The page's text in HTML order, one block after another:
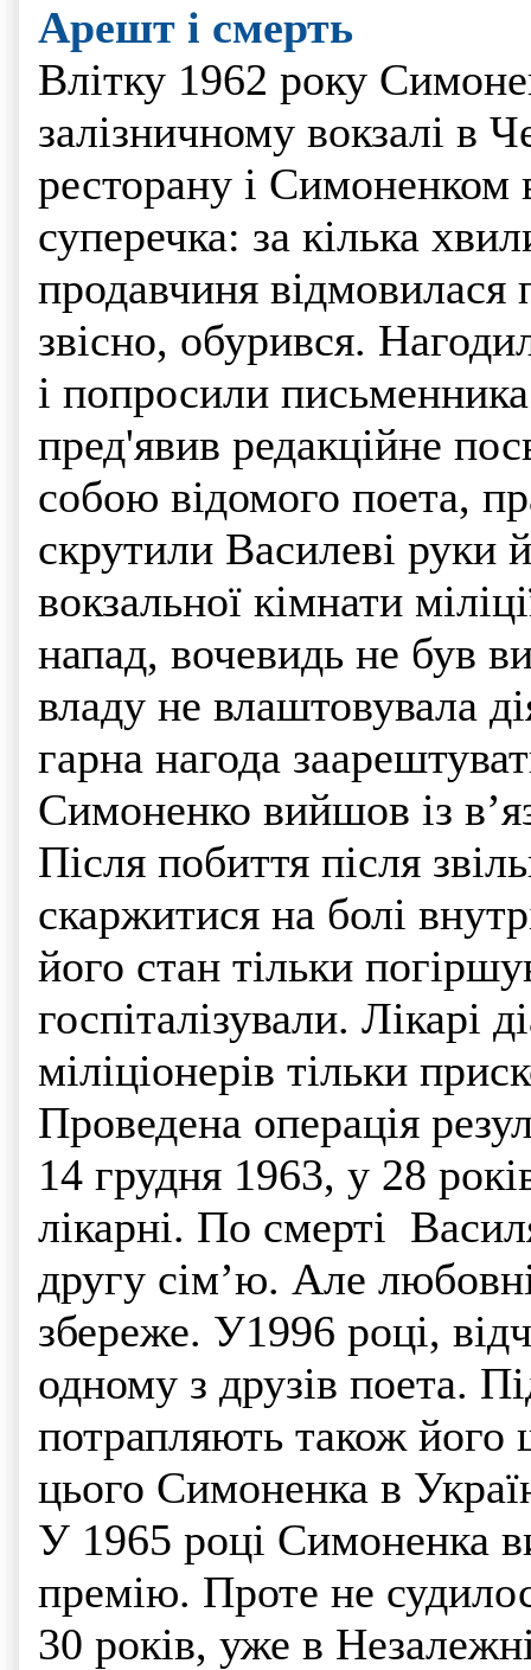
Арешт і смерть
Влітку 1962 року
залізничному вокзалі в
ресторану і Симоненком
суперечка: за кілька
продавчиня відмовилася
звісно, обурився.
і попросили
пред'явив редакційне
собою відомого поета,
скрутили Василеві руки
вокзальної кімнати
напад, вочевидь не був
владу не влаштовувала
гарна нагода
Симоненко вийшов із
Після побиття після
скаржитися на болі
його стан тільки
госпіталізували. Лікарі
міліціонерів тільки
Проведена операція
14 грудня 1963, у 28
лiкарнi. По смерті
другу сім’ю. Але
збереже. У1996 році,
одному з друзів поета.
потрапляють також його
цього Симоненка в
У 1965 році Симоненка
премію. Проте не
30 років, уже в